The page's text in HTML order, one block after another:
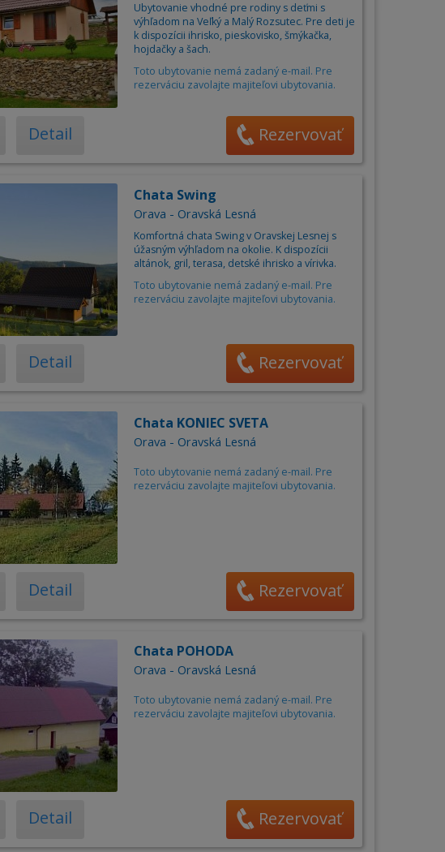
Ubytovanie vhodné pre rodiny s deťmi s
výhľadom na Veľký a Malý Rozsutec. Pre deti je
k dispozícii ihrisko, pieskovisko, šmýkačka,
hojdačky a šach.
Toto ubytovanie nemá zadaný e-mail. Pre
rezerváciu zavolajte majiteľovi ubytovania.
Detail Rezervovať
Chata Swing
Orava - Oravská Lesná
Komfortná chata Swing v Oravskej Lesnej s
úžasným výhľadom na okolie. K dispozícii
altánok, gril, terasa, detské ihrisko a vírivka.
Toto ubytovanie nemá zadaný e-mail. Pre
rezerváciu zavolajte majiteľovi ubytovania.
Detail Rezervovať
Chata KONIEC SVETA
Orava - Oravská Lesná
Toto ubytovanie nemá zadaný e-mail. Pre
rezerváciu zavolajte majiteľovi ubytovania.
Detail Rezervovať
Chata POHODA
Orava - Oravská Lesná
Toto ubytovanie nemá zadaný e-mail. Pre
rezerváciu zavolajte majiteľovi ubytovania.
Detail Rezervovať